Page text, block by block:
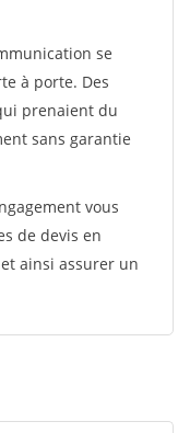
se
à porte. Des
prenaient du
sans garantie
vous
de devis en
ainsi assurer un